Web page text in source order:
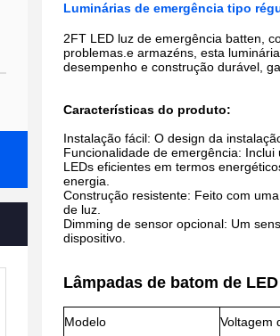
Luminárias de emergência tipo
2FT LED luz de emergência batten,
problemas.e armazéns, esta
desempenho e construção durável,
Características do produto:
Instalação fácil: O design da
Funcionalidade de emergência:
LEDs eficientes em termos
energia.
Construção resistente: Feito com
de luz.
Dimming de sensor opcional: Um
dispositivo.
Lâmpadas de batom de
Modelo Voltagem